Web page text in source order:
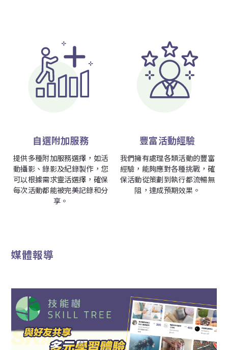
自選附加服務
提供多種附加服務選擇，如活
動攝影、錄影及紀錄製作，您
可以根據需求靈活選擇，確保
每次活動都能被完美記錄和分
享。
豐富活動經驗
我們擁有處理各類活動的豐富
經驗，能夠應對各種挑戰，確
保活動從策劃到執行都流暢無
阻，達成預期效果。
媒體報導